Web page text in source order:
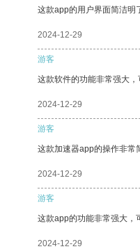
这款app的用户界面简洁明
2024-12-29
游客
这款软件的功能非常强大，
2024-12-29
游客
这款加速器app的操作非常
2024-12-29
游客
这款app的功能非常强大，
2024-12-29